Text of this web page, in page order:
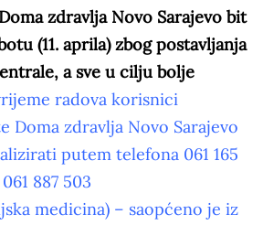
zdravlja Novo Sarajevo bit
(11. aprila) zbog postavljanja
a sve u cilju bolje
radova korisnici
Doma zdravlja Novo Sarajevo
putem telefona 061 165
887 503
medicina) – saopćeno je iz